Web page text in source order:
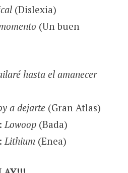
(Dislexia)
(Un buen
hasta el amanecer
a dejarte(Gran Atlas)
Lowoop(Bada)
Lithium (Enea)